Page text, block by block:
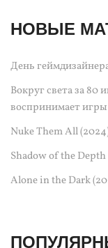
НОВЫЕ
День
Вокруг света за 80
воспринимает
Nuke Them All
Shadow of the
Alone in the Dark